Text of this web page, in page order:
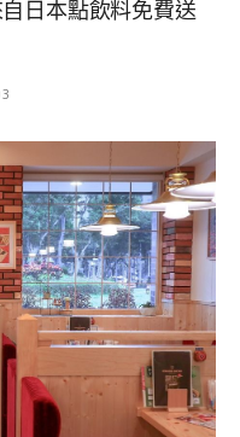
日本點飲料免費送